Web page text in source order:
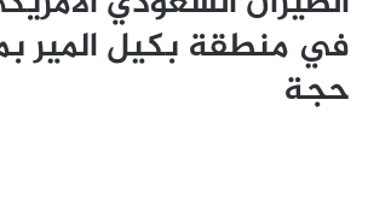
في منطقة بكيل المير
حجة